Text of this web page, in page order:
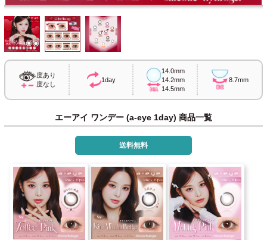
度あり
度なし
1day
14.0mm
14.2mm
14.5mm
8.7mm
エーアイ ワンデー (a-eye 1day) 商品一覧
送料無料